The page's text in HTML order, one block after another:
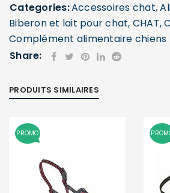
Categories:Accessoires chat,
Biberon et lait pour chat, CHAT,
Complément alimentaire chiens
Share:
PRODUITS SIMILAIRES
PROMO